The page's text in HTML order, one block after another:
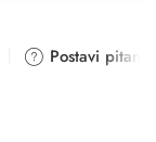
Postavi pitanje